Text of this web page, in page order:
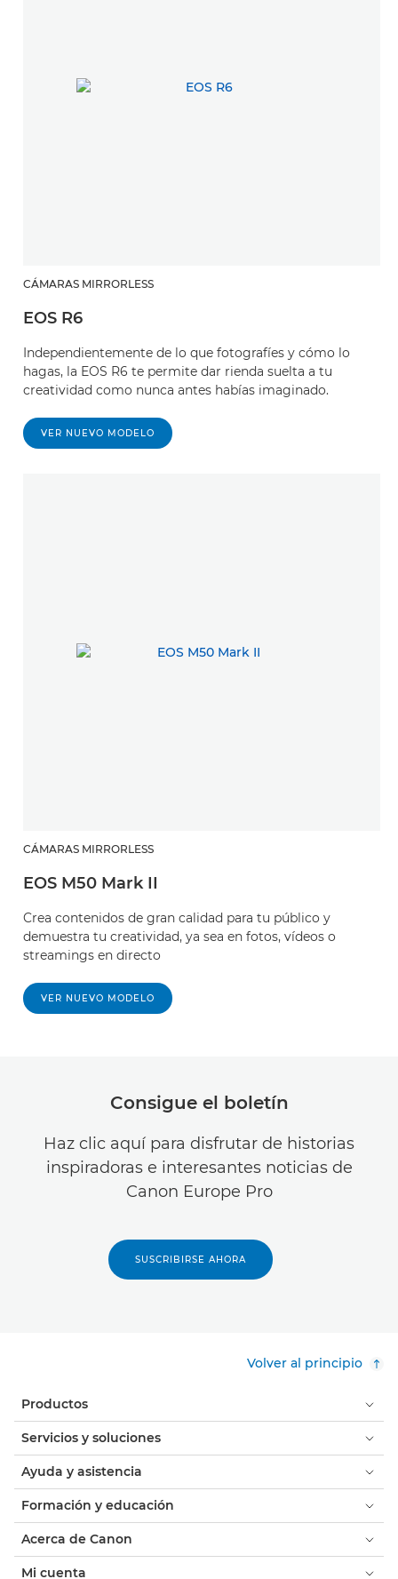
CÁMARAS MIRRORLESS
EOS R6
Independientemente de lo que fotografíes y cómo lo
hagas, la EOS R6 te permite dar rienda suelta a tu
creatividad como nunca antes habías imaginado.
VER NUEVO MODELO
CÁMARAS MIRRORLESS
EOS M50 Mark II
Crea contenidos de gran calidad para tu público y
demuestra tu creatividad, ya sea en fotos, vídeos o
streamings en directo
VER NUEVO MODELO
Consigue el boletín
Haz clic aquí para disfrutar de historias
inspiradoras e interesantes noticias de
Canon Europe Pro
SUSCRIBIRSE AHORA
Volver al principio
Productos
Servicios y soluciones
Ayuda y asistencia
Formación y educación
Acerca de Canon
Mi cuenta